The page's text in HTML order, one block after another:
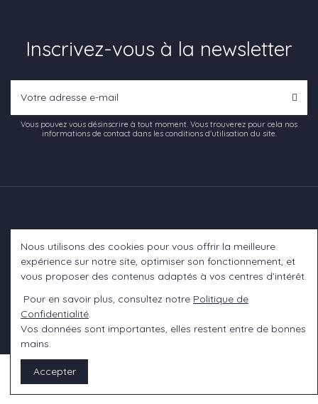
Inscrivez-vous à la newsletter
Vous pouvez vous désinscrire à tout moment. Vous trouverez pour cela nos
informations de contact dans les conditions d'utilisation du site.
Informations
A propos
Contact us
Nous utilisons des cookies pour vous offrir la meilleure
expérience sur notre site, optimiser son fonctionnement, et
vous proposer des contenus adaptés à vos centres d’intérêt.
Pour en savoir plus, consultez notre Politique de
Confidentialité.
Vos données sont importantes, elles restent entre de bonnes
mains.
Accepter